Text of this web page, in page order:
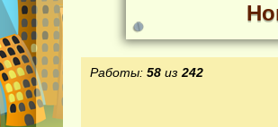
Работы: 58 из 242